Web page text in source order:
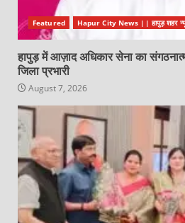
Featured Hapur City News || हापुड़ शहर
हापुड़ में आज़ाद अधिकार सेना का
जिला प्रभारी
August 7, 2026